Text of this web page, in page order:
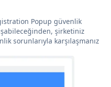
Popup güvenlik
şirketiniz
sorunlarıyla karşılaşmanız